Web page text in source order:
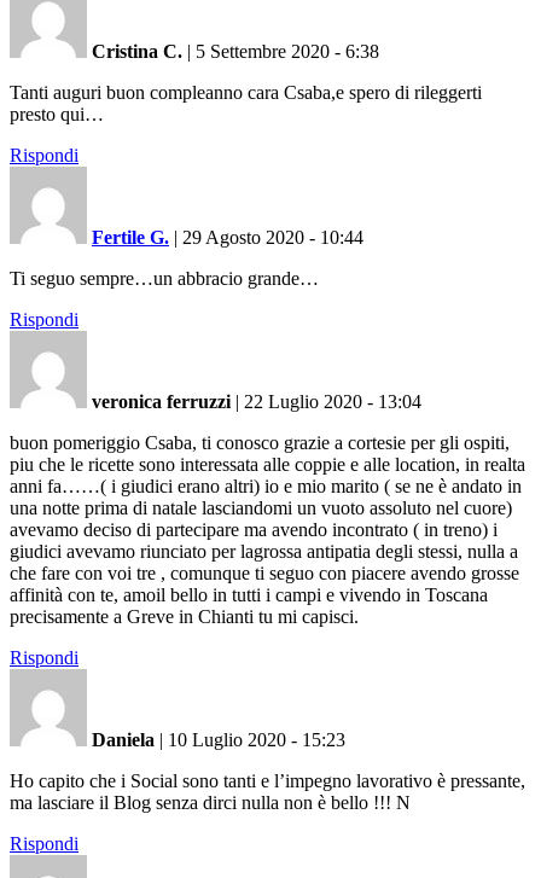
Cristina C. | 5 Settembre 2020 - 6:38
Tanti auguri buon compleanno cara Csaba,e spero di rileggerti
presto qui…
Rispondi
Fertile G. | 29 Agosto 2020 - 10:44
Ti seguo sempre…un abbracio grande…
Rispondi
veronica ferruzzi | 22 Luglio 2020 - 13:04
buon pomeriggio Csaba, ti conosco grazie a cortesie per gli ospiti,
piu che le ricette sono interessata alle coppie e alle location, in realta
anni fa……( i giudici erano altri) io e mio marito ( se ne è andato in
una notte prima di natale lasciandomi un vuoto assoluto nel cuore)
avevamo deciso di partecipare ma avendo incontrato ( in treno) i
giudici avevamo riunciato per lagrossa antipatia degli stessi, nulla a
che fare con voi tre , comunque ti seguo con piacere avendo grosse
affinità con te, amoil bello in tutti i campi e vivendo in Toscana
precisamente a Greve in Chianti tu mi capisci.
Rispondi
Daniela | 10 Luglio 2020 - 15:23
Ho capito che i Social sono tanti e l’impegno lavorativo è pressante,
ma lasciare il Blog senza dirci nulla non è bello !!! N
Rispondi